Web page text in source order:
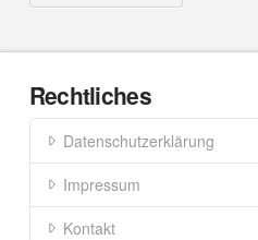
Rechtliches
Datenschutzerklärung
Impressum
Kontakt